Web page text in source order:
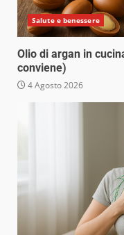
Salute e benessere
Olio di argan in
conviene)
4 Agosto 2026